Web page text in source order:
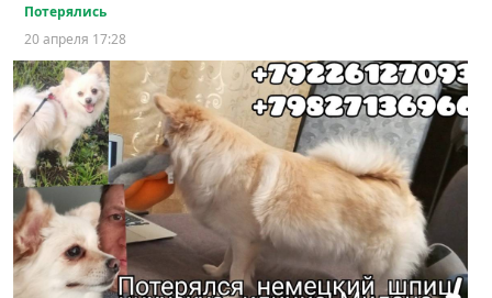
Потерялись
20 апреля 17:28